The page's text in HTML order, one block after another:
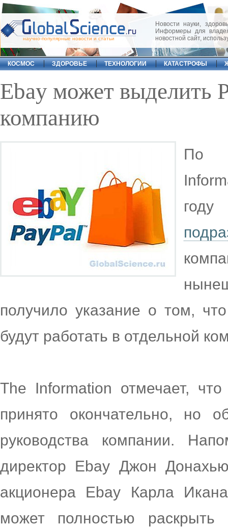
научно-популярные новости и статьи
Новости науки,
Информеры для
новостной сайт,
КОСМОС ЗДОРОВЬЕ ТЕХНОЛОГИИ КАТАСТРОФЫ
Ebay может выделить
компанию
По
получило указание о том,
будут работать в отдельной
The Information отмечает,
принято окончательно, но
руководства компании.
директор Ebay Джон
акционера Ebay Карла
может полностью раскрыть